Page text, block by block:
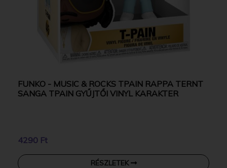
FUNKO - MUSIC & ROCKS TPAIN RAPPA TERNT
SANGA TPAIN GYŰJTŐI VINYL KARAKTER
4290 Ft
RÉSZLETEK